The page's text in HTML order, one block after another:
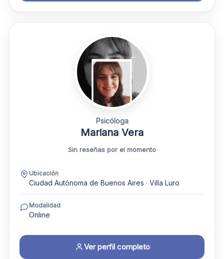
Psicóloga
Mariana Vera
Sin reseñas por el momento
Ubicación
Ciudad Autónoma de Buenos Aires · Villa Luro
Modalidad
Online
Ver perfil completo